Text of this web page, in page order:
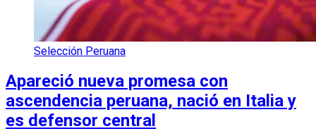
Selección Peruana
Apareció nueva promesa con
ascendencia peruana, nació en Italia y
es defensor central